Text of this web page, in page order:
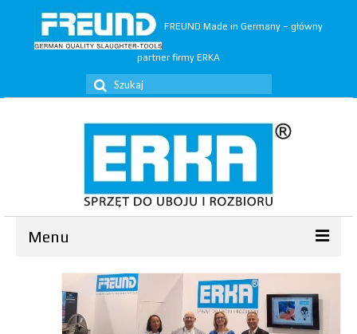
FREUND Made in Germany – główny
partner firmy ERKA
Szuklaj
w:
Menu
Rozbiór ▼